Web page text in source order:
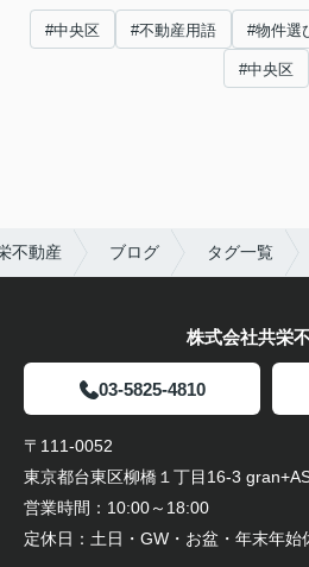
#中央区 #不動産用語 #物件選
#中央区
不動産 ブログ タグ一覧
株式会社共栄
03-5825-4810
〒111-0052
東京都台東区柳橋１丁目16-3
営業時間： 10:00～18:00
定休日： 土日・GW・お盆・年末年始